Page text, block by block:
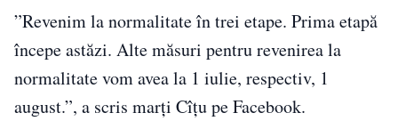
”Revenim la normalitate în trei etape. Prima etapă
începe astăzi. Alte măsuri pentru revenirea la
normalitate vom avea la 1 iulie, respectiv, 1
august.”, a scris marți Cîțu pe Facebook.